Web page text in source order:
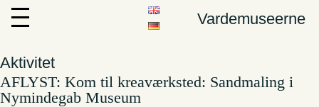
Vardemuseerne
Aktivitet
AFLYST: Kom til kreaværksted: Sandmaling i
Nymindegab Museum